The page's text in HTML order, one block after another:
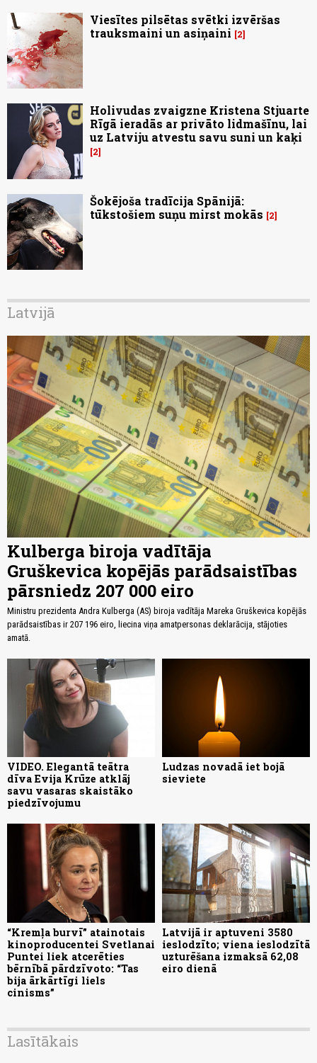
Viesītes pilsētas svētki izvēršas
trauksmaini un asiņaini
2
Holivudas zvaigzne Kristena Stjuarte
Rīgā ieradās ar privāto lidmašīnu, lai
uz Latviju atvestu savu suni un kaķi
2
Šokējoša tradīcija Spānijā:
tūkstošiem suņu mirst mokās
2
Latvijā
Kulberga biroja vadītāja
Gruškevica kopējās parādsaistības
pārsniedz 207 000 eiro
Ministru prezidenta Andra Kulberga (AS) biroja vadītāja Mareka Gruškevica kopējās
parādsaistības ir 207 196 eiro, liecina viņa amatpersonas deklarācija, stājoties
amatā.
VIDEO. Elegantā teātra
dīva Evija Krūze atklāj
savu vasaras skaistāko
piedzīvojumu
Ludzas novadā iet bojā
sieviete
“Kremļa burvī” atainotais
kinoproducentei Svetlanai
Puntei liek atcerēties
bērnībā pārdzīvoto: “Tas
bija ārkārtīgi liels
cinisms”
Latvijā ir aptuveni 3580
ieslodzīto; viena ieslodzītā
uzturēšana izmaksā 62,08
eiro dienā
Lasītākais